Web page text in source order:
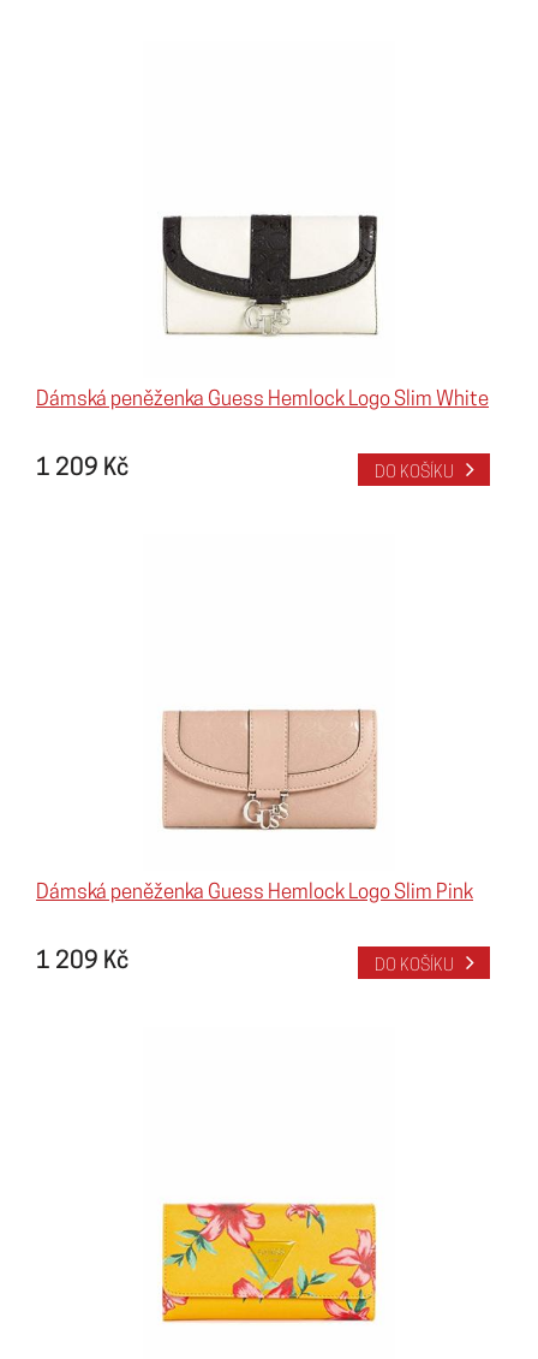
Dámská peněženka Guess Hemlock Logo Slim White
1 209 Kč DO KOŠÍKU
Dámská peněženka Guess Hemlock Logo Slim Pink
1 209 Kč DO KOŠÍKU